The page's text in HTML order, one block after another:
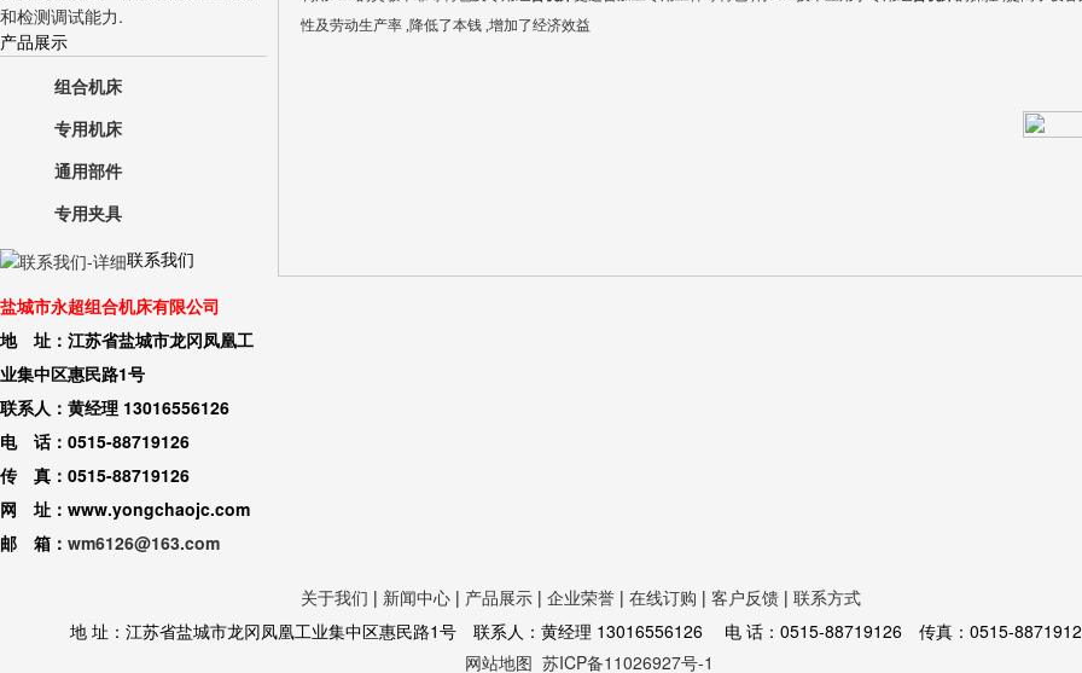
产品展示
组合机床
专用机床
通用部件
专用夹具
联系我们
盐城市永超组合机床有限公司
地 址：江苏省盐城市龙冈凤凰工
业集中区惠民路1号
联系人：黄经理 13016556126
电 话：0515-88719126
传 真：0515-88719126
网 址：www.yongchaojc.com
邮 箱： wm6126@163.com
性及劳动生产率 ,降低了本钱 ,增加了经济效益
关于我们 | 新闻中心 | 产品展示 | 企业荣誉 | 在线订购 | 客户反馈 | 联系方式
地 址：江苏省盐城市龙冈凤凰工业集中区惠民路1号 联系人：黄经理 13016556126 电 话：0515-88719126 传真：0515-
网站地图 苏ICP备11026927号-1